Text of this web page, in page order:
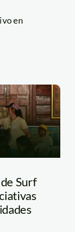
en
Surf